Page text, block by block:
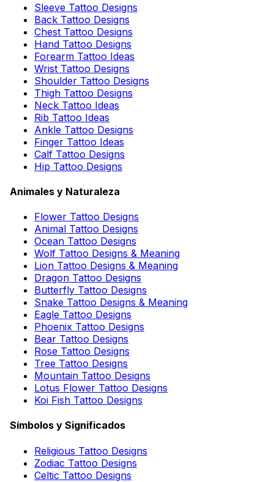
Sleeve Tattoo Designs
Back Tattoo Designs
Chest Tattoo Designs
Hand Tattoo Designs
Forearm Tattoo Ideas
Wrist Tattoo Designs
Shoulder Tattoo Designs
Thigh Tattoo Designs
Neck Tattoo Ideas
Rib Tattoo Ideas
Ankle Tattoo Designs
Finger Tattoo Ideas
Calf Tattoo Designs
Hip Tattoo Designs
Animales y Naturaleza
Flower Tattoo Designs
Animal Tattoo Designs
Ocean Tattoo Designs
Wolf Tattoo Designs & Meaning
Lion Tattoo Designs & Meaning
Dragon Tattoo Designs
Butterfly Tattoo Designs
Snake Tattoo Designs & Meaning
Eagle Tattoo Designs
Phoenix Tattoo Designs
Bear Tattoo Designs
Rose Tattoo Designs
Tree Tattoo Designs
Mountain Tattoo Designs
Lotus Flower Tattoo Designs
Koi Fish Tattoo Designs
Símbolos y Significados
Religious Tattoo Designs
Zodiac Tattoo Designs
Celtic Tattoo Designs